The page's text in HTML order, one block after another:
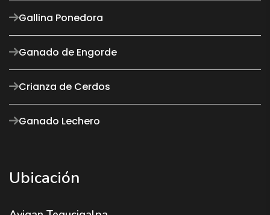
Gallina Ponedora
Ganado de Engorde
Crianza de Cerdos
Ganado Lechero
Ubicación